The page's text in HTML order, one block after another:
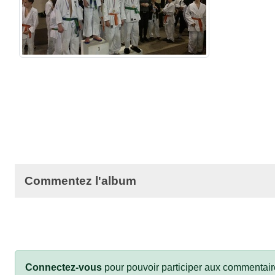
Commentez l'album
Connectez-vous pour pouvoir participer aux